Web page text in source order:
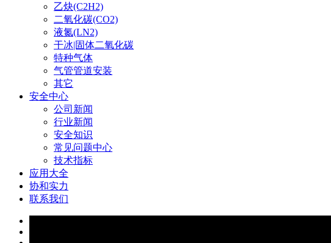
乙炔(C2H2)
二氧化碳(CO2)
液氮(LN2)
干冰|固体二氧化碳
特种气体
气管管道安装
其它
安全中心
公司新闻
行业新闻
安全知识
常见问题中心
技术指标
应用大全
协和实力
联系我们